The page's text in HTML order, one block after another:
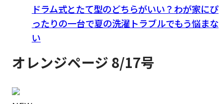
ドラム式とたて型のどちらがいい？わが家にぴ
ったりの一台で夏の洗濯トラブルでもう悩まな
い
オレンジページ 8/17号